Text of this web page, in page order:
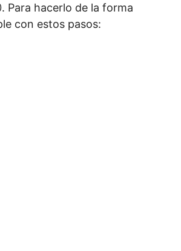
Para hacerlo de la forma
con estos pasos: